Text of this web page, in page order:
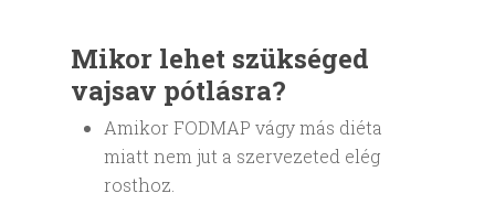
Mikor lehet szükséged
vajsav pótlásra?
Amikor FODMAP vágy más diéta
miatt nem jut a szervezeted elég
rosthoz.